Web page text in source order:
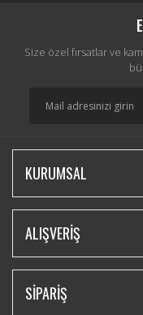
Size özel fırsatlar ve
KURUMSAL
ALIŞVERİŞ
SİPARİŞ